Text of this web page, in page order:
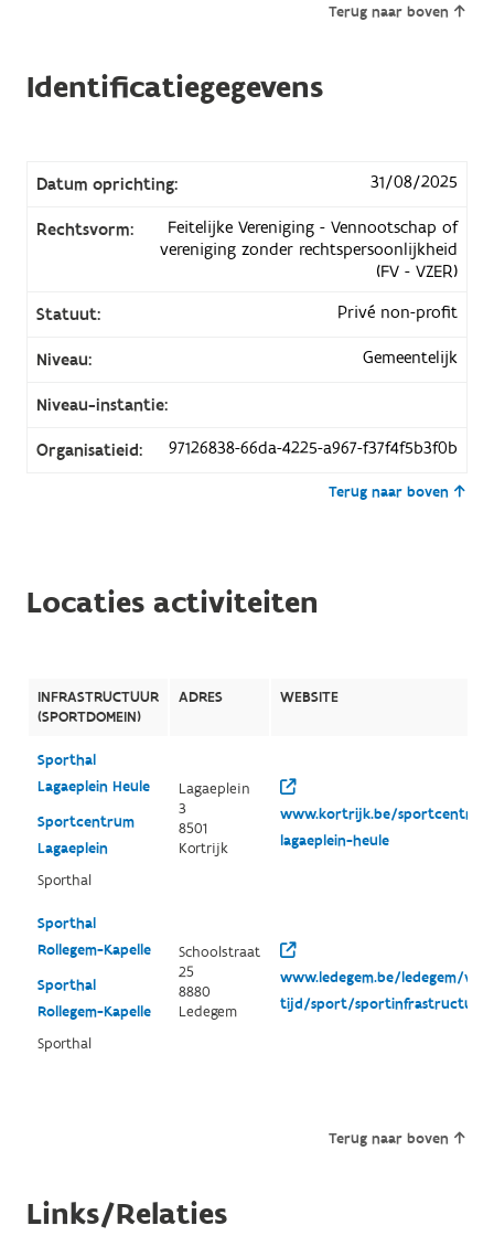
Terug naar boven
Identificatiegegevens
Datum oprichting: 31/08/2025
Rechtsvorm:
Feitelijke Vereniging - Vennootschap of
vereniging zonder rechtspersoonlijkheid
(FV - VZER)
Statuut:
Privé non-profit
Niveau: Gemeentelijk
Niveau-instantie:
Organisatieid: 97126838-66da-4225-a967-f37f4f5b3f0b
Terug naar boven
Locaties activiteiten
INFRASTRUCTUUR
(SPORTDOMEIN)
ADRES WEBSITE
Sporthal
Lagaeplein Heule
Sportcentrum
Lagaeplein
Sporthal
Lagaeplein
3
8501
Kortrijk
www.kortrijk.be/
lagaeplein-heule
Sporthal
Rollegem-Kapelle
Sporthal
Rollegem-Kapelle
Sporthal
Schoolstraat
25
8880
Ledegem
www.ledegem.be/ledegem/
tijd/sport/sportinfrastructuur
Terug naar boven
Links/Relaties